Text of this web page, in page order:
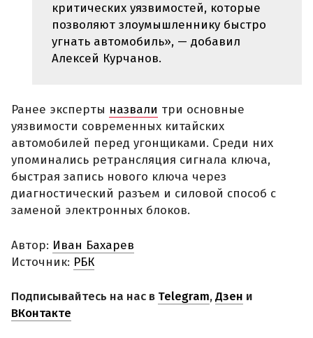
критических уязвимостей, которые
позволяют злоумышленнику быстро
угнать автомобиль», — добавил
Алексей Курчанов.
Ранее эксперты назвали три основные
уязвимости современных китайских
автомобилей перед угонщиками. Среди них
упоминались ретрансляция сигнала ключа,
быстрая запись нового ключа через
диагностический разъем и силовой способ с
заменой электронных блоков.
Автор: Иван Бахарев
Источник: РБК
Подписывайтесь на нас в Telegram,Дзен и
ВКонтакте